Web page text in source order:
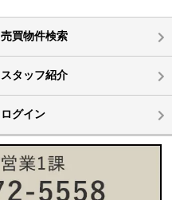
売買物件検索
スタッフ紹介
ログイン